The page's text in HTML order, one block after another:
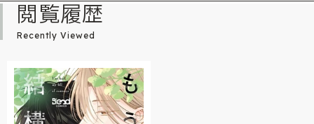
閲覧履歴
Recently Viewed